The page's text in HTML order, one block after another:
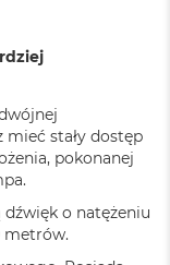
stały dostęp
pokonanej
o natężeniu
metrów.